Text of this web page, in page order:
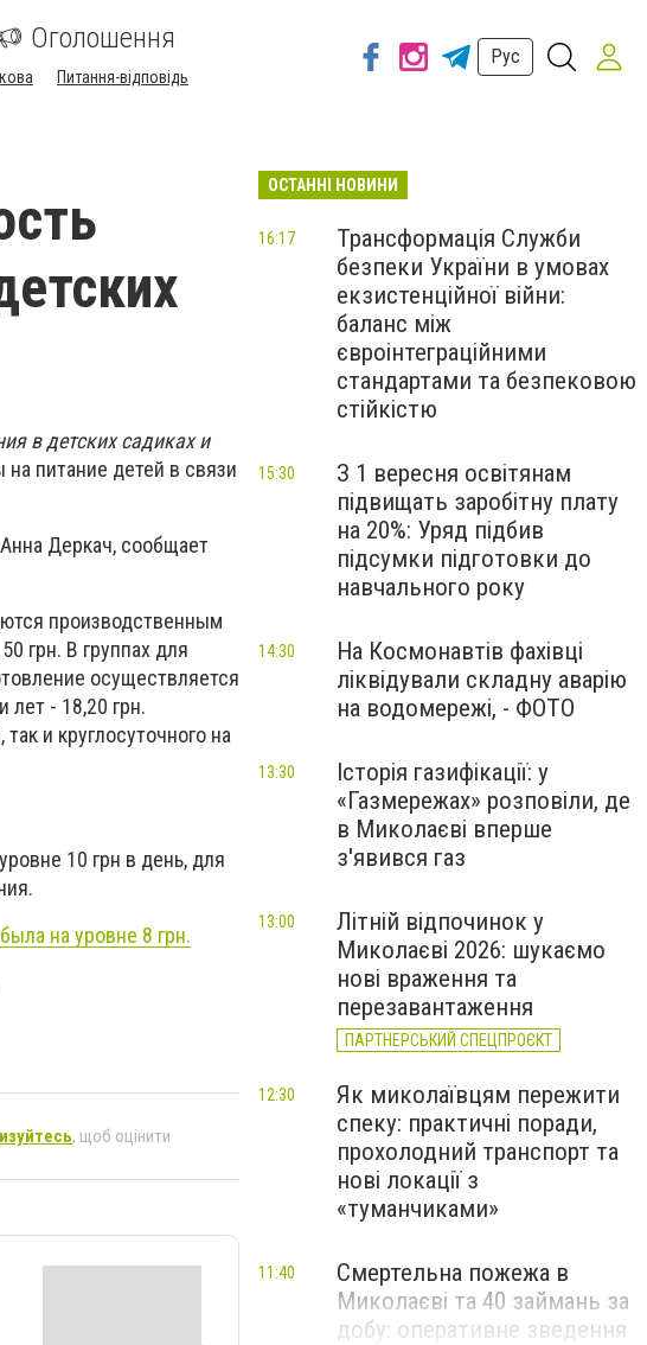
Оголошення
Питання-відповідь
Рус
в детских садиках и
питание детей в связи
Деркач, сообщает
производственным
грн. В группах для
осуществляется
лет - 18,20 грн.
и круглосуточного на
10 грн в день, для
была на уровне 8 грн.
, щоб оцінити
ОСТАННІ НОВИНИ
Трансформація Служби
безпеки України в умовах
екзистенційної війни:
баланс між
євроінтеграційними
стандартами та безпековою
стійкістю
16:17
З 1 вересня освітянам
підвищать заробітну плату
на 20%: Уряд підбив
підсумки підготовки до
навчального року
15:30
На Космонавтів фахівці
ліквідували складну аварію
на водомережі, - ФОТО
14:30
Історія газифікації: у
«Газмережах» розповіли, де
в Миколаєві вперше
з'явився газ
13:30
Літній відпочинок у
Миколаєві 2026: шукаємо
нові враження та
перезавантаження
ПАРТНЕРСЬКИЙ СПЕЦПРОЄКТ
13:00
Як миколаївцям пережити
спеку: практичні поради,
прохолодний транспорт та
нові локації з
«туманчиками»
12:30
Смертельна пожежа в
Миколаєві та 40 займань за
добу: оперативне зведення
11:40